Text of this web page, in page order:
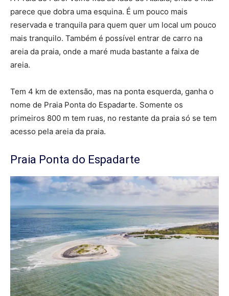
parece que dobra uma esquina. É um pouco mais
reservada e tranquila para quem quer um local um pouco
mais tranquilo. Também é possível entrar de carro na
areia da praia, onde a maré muda bastante a faixa de
areia.
Tem 4 km de extensão, mas na ponta esquerda, ganha o
nome de Praia Ponta do Espadarte. Somente os
primeiros 800 m tem ruas, no restante da praia só se tem
acesso pela areia da praia.
Praia Ponta do Espadarte